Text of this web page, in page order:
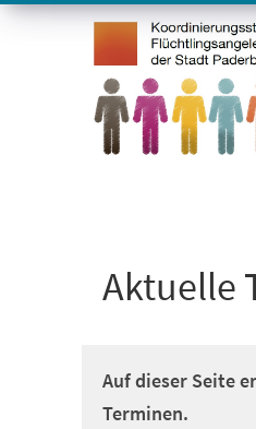
Visuelle
Assistenzsoftware
Aktuelle
Auf dieser Seite
Terminen.